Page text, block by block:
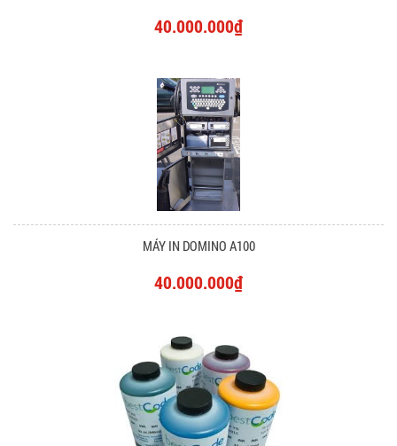
40.000.000₫
MÁY IN DOMINO A100
40.000.000₫